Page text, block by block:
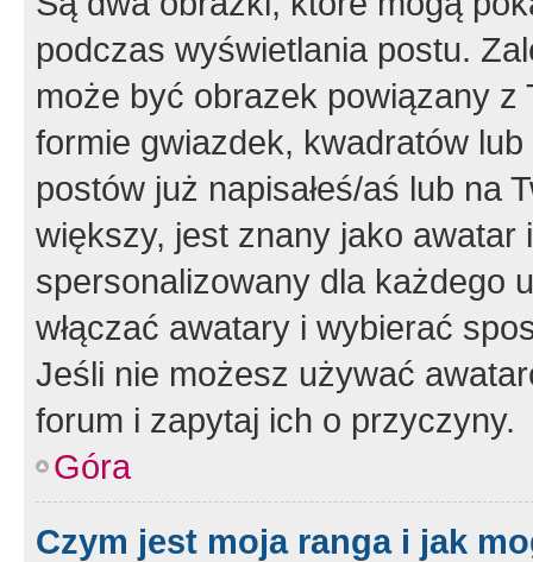
podczas wyświetlania postu.
może być obrazek powiązany z
formie gwiazdek, kwadratów
postów już napisałeś/aś lub na
większy, jest znany jako
spersonalizowany dla każdego
włączać awatary i wybierać
Jeśli nie możesz używać
forum i zapytaj ich o przyczyny.
Góra
Czym jest moja ranga i jak